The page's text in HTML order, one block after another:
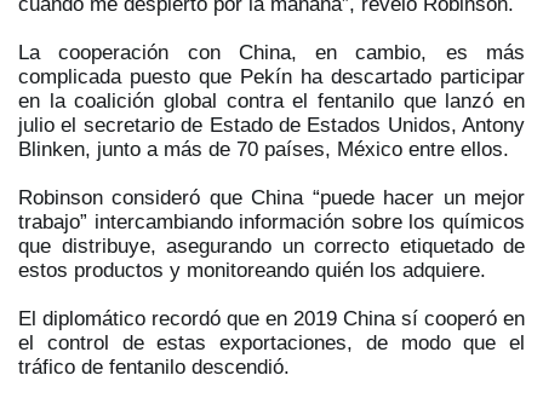
cuando me despierto por la mañana”, reveló Robinson.
La cooperación con China, en cambio, es más
complicada puesto que Pekín ha descartado participar
en la coalición global contra el fentanilo que lanzó en
julio el secretario de Estado de Estados Unidos, Antony
Blinken, junto a más de 70 países, México entre ellos.
Robinson consideró que China “puede hacer un mejor
trabajo” intercambiando información sobre los químicos
que distribuye, asegurando un correcto etiquetado de
estos productos y monitoreando quién los adquiere.
El diplomático recordó que en 2019 China sí cooperó en
el control de estas exportaciones, de modo que el
tráfico de fentanilo descendió.